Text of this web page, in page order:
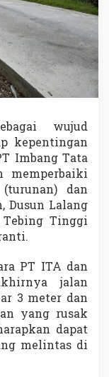
l
e
s
a
i
k
n
e
r
b
a
i
k
a
n
J
a
i
D
e
s
a
wujud
kepentingan
Imbang Tata
memperbaiki
dan
Dusun Lalang
Tebing Tinggi
PT ITA dan
jalan
3 meter dan
yang rusak
dapat
melintas di